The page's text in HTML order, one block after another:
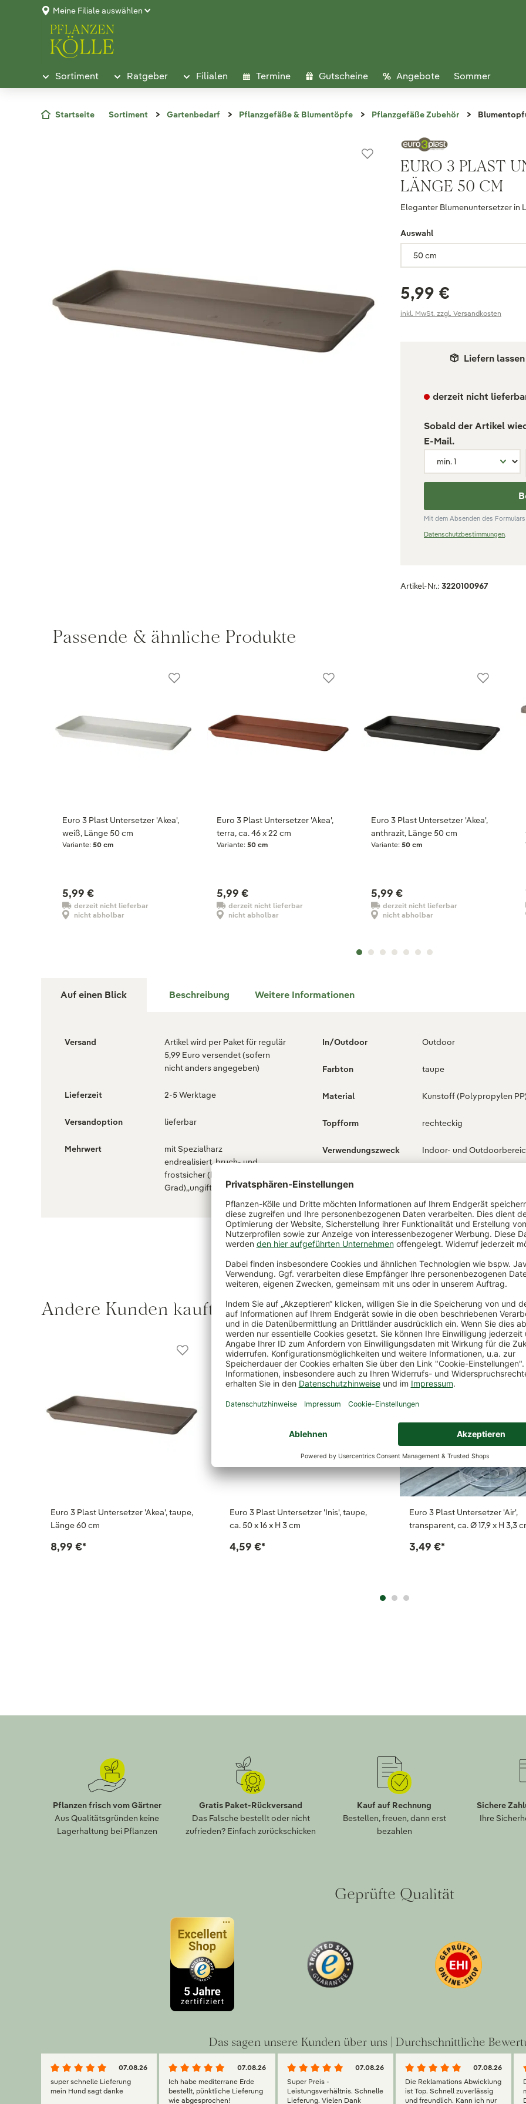
Meine Filiale auswählen
Sortiment Ratgeber Filialen Termine Gutscheine Angebote Sommer
Startseite Sortiment Gartenbedarf Pflanzgefäße & Blumentöpfe Pflanzgefäße Zubehör
EURO 3 PLAST
LÄNGE 50 CM
Eleganter Blumenuntersetzer in
Auswahl
5,99 €
inkl. MwSt. zzgl. Versandkosten
Liefern lassen
derzeit nicht
Sobald der Artikel
E-Mail.
Mit dem Absenden des
Datenschutzbestimmungen.
Artikel-Nr.: 3220100967
Passende & ähnliche Produkte
Euro 3 Plast Untersetzer 'Akea',
weiß, Länge 50 cm
Variante: 50 cm
5,99 €
derzeit nicht lieferbar
nicht abholbar
Euro 3 Plast Untersetzer 'Akea',
terra, ca. 46 x 22 cm
Variante:50 cm
5,99 €
derzeit nicht lieferbar
nicht abholbar
Euro 3 Plast Untersetzer 'Akea',
anthrazit, Länge 50 cm
Variante:50 cm
5,99 €
derzeit nicht lieferbar
nicht abholbar
Auf einen Blick Beschreibung Weitere Informationen
Versand
Artikel wird per Paket für regulär
5,99 Euro versendet (sofern
nicht anders angegeben)
Lieferzeit 2-5 Werktage
Versandoption lieferbar
Mehrwert
mit Spezialharz
endrealisiert,,bruch- und
frostsicher (bis - 20
Grad),,ungiftig,,UV- beständig
In/Outdoor Outdoor
Farbton taupe
Material Kunstoff (Polypropylen
Topfform rechteckig
Verwendungszweck Indoor- und
Andere Kunden kauften auch
Euro 3 Plast Untersetzer 'Akea', taupe,
Länge 60 cm
8,99 €*
Euro 3 Plast Untersetzer 'Inis', taupe,
ca. 50 x 16 x H 3 cm
4,59 €*
Euro 3 Plast Untersetzer 'Air',
transparent, ca. Ø 17,9 x H 3,3
3,49 €*
Pflanzen frisch vom Gärtner
Aus Qualitätsgründen keine
Lagerhaltung bei Pflanzen
Gratis Paket-Rückversand
Das Falsche bestellt oder nicht
zufrieden? Einfach zurückschicken
Kauf auf Rechnung
Bestellen, freuen, dann erst
bezahlen
Sichere
Ihre
Geprüfte Qualität
Das sagen unsere Kunden über uns | Durchschnittliche
07.08.26
super schnelle Lieferung
mein Hund sagt danke
07.08.26
Ich habe mediterrane Erde
bestellt, pünktliche Lieferung
wie abgesprochen!
07.08.26
Super Preis -
Leistungsverhältnis. Schnelle
Lieferung. Vielen Dank
07.08.26
Die Reklamations Abwicklung
ist Top. Schnell zuverlässig
und freundlich. Kann ich nur